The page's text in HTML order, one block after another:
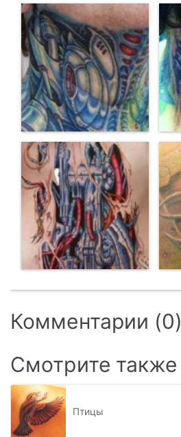
Комментарии (0)
Смотрите также
Птицы